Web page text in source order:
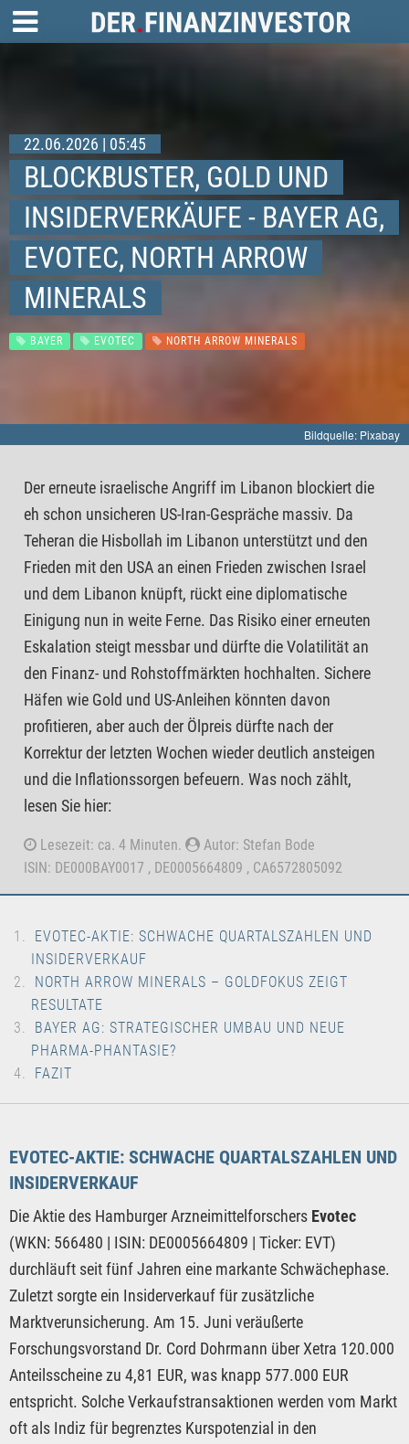
22.06.2026 | 05:45
BLOCKBUSTER, GOLD UND
INSIDERVERKÄUFE - BAYER AG,
EVOTEC, NORTH ARROW
MINERALS
BAYER EVOTEC NORTH ARROW MINERALS
Bildquelle: Pixabay
Der erneute israelische Angriff im Libanon blockiert die
eh schon unsicheren US-Iran-Gespräche massiv. Da
Teheran die Hisbollah im Libanon unterstützt und den
Frieden mit den USA an einen Frieden zwischen Israel
und dem Libanon knüpft, rückt eine diplomatische
Einigung nun in weite Ferne. Das Risiko einer erneuten
Eskalation steigt messbar und dürfte die Volatilität an
den Finanz- und Rohstoffmärkten hochhalten. Sichere
Häfen wie Gold und US-Anleihen könnten davon
profitieren, aber auch der Ölpreis dürfte nach der
Korrektur der letzten Wochen wieder deutlich ansteigen
und die Inflationssorgen befeuern. Was noch zählt,
lesen Sie hier:
Lesezeit: ca. 4 Minuten.
Autor: Stefan Bode
ISIN: DE000BAY0017 , DE0005664809 , CA6572805092
EVOTEC-AKTIE: SCHWACHE QUARTALSZAHLEN UND
INSIDERVERKAUF
NORTH ARROW MINERALS – GOLDFOKUS ZEIGT
RESULTATE
BAYER AG: STRATEGISCHER UMBAU UND NEUE
PHARMA-PHANTASIE?
FAZIT
EVOTEC-AKTIE: SCHWACHE QUARTALSZAHLEN UND
INSIDERVERKAUF
Die Aktie des Hamburger Arzneimittelforschers Evotec
(WKN: 566480 | ISIN: DE0005664809 | Ticker: EVT)
durchläuft seit fünf Jahren eine markante Schwächephase.
Zuletzt sorgte ein Insiderverkauf für zusätzliche
Marktverunsicherung. Am 15. Juni veräußerte
Forschungsvorstand Dr. Cord Dohrmann über Xetra 120.000
Anteilsscheine zu 4,81 EUR, was knapp 577.000 EUR
entspricht. Solche Verkaufstransaktionen werden vom Markt
oft als Indiz für begrenztes Kurspotenzial in den